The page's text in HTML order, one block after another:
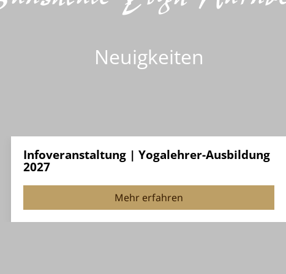
Neuigkeiten
Infoveranstaltung | Yogalehrer-Ausbildung
2027
Mehr erfahren